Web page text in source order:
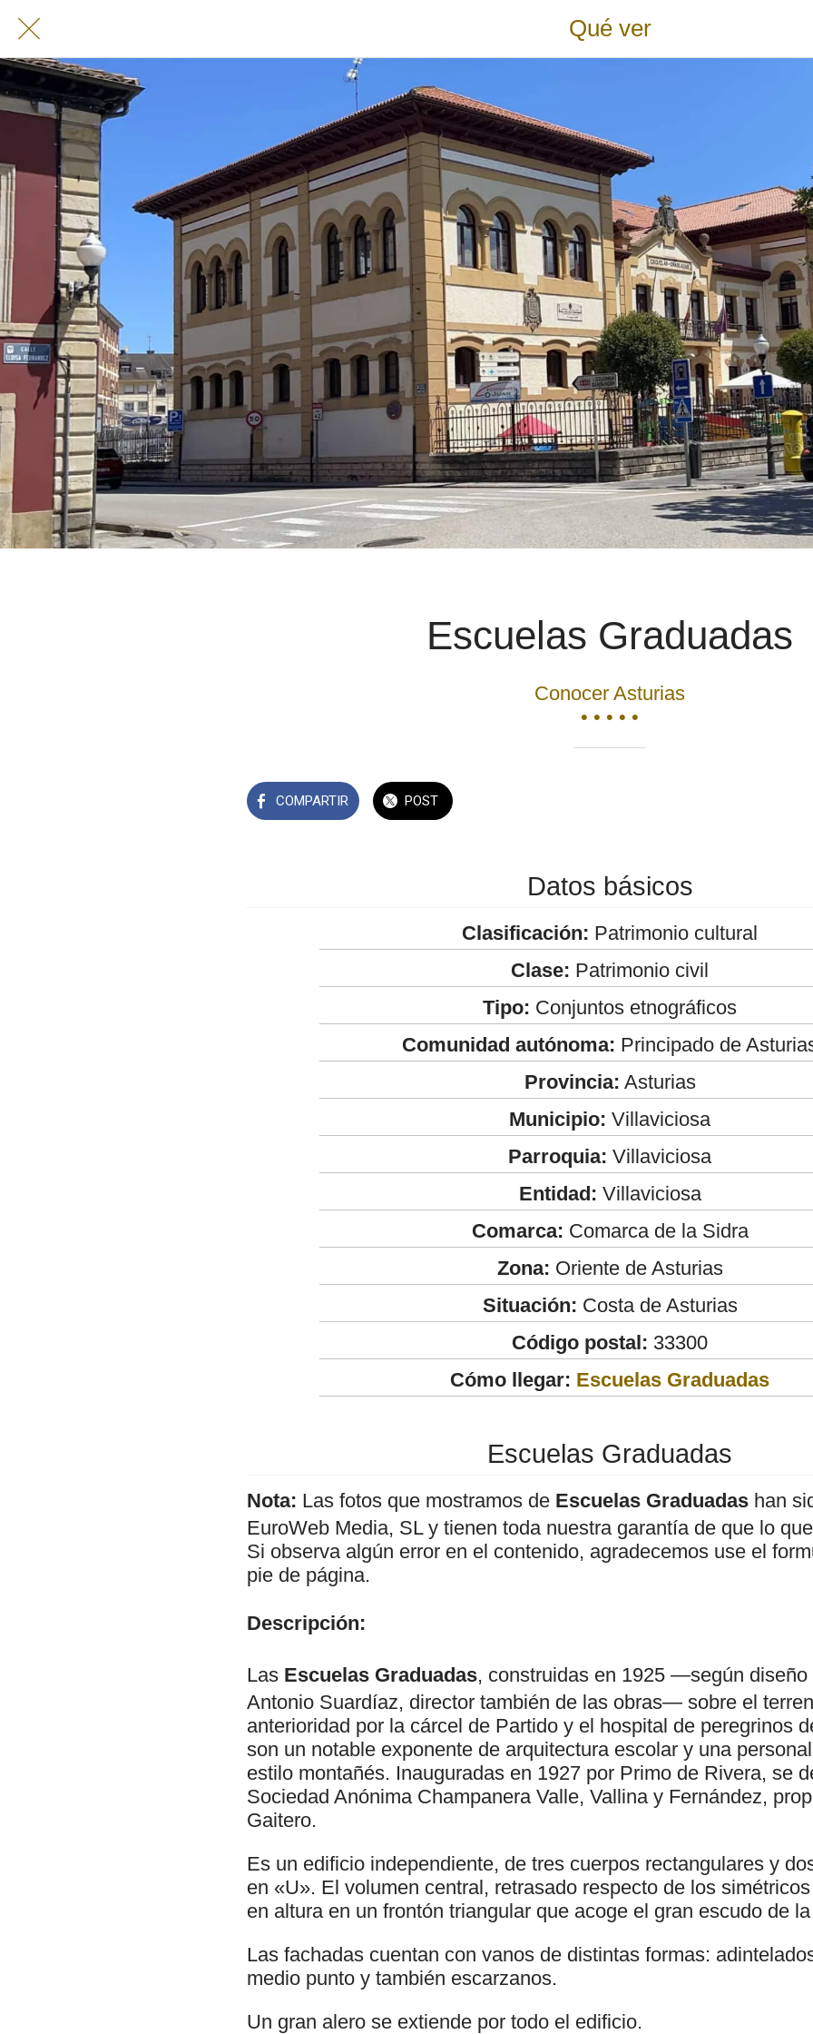
Qué ver
Escuelas Graduadas
Conocer Asturias
• • • • •
COMPARTIR POST
Datos básicos
Clasificación: Patrimonio cultural
Clase: Patrimonio civil
Tipo: Conjuntos etnográficos
Comunidad autónoma: Principado de
Provincia: Asturias
Municipio: Villaviciosa
Parroquia: Villaviciosa
Entidad: Villaviciosa
Comarca: Comarca de la Sidra
Zona: Oriente de Asturias
Situación: Costa de Asturias
Código postal: 33300
Cómo llegar: Escuelas Graduadas
Escuelas Graduadas
Nota: Las fotos que mostramos de Escuelas Graduadas han
EuroWeb Media, SL y tienen toda nuestra garantía de que lo
Si observa algún error en el contenido, agradecemos use el
pie de página.
Descripción:
Las Escuelas Graduadas, construidas en 1925 —según diseño
Antonio Suardíaz, director también de las obras— sobre el
anterioridad por la cárcel de Partido y el hospital de peregrinos
son un notable exponente de arquitectura escolar y una
estilo montañés. Inauguradas en 1927 por Primo de Rivera, se
Sociedad Anónima Champanera Valle, Vallina y Fernández,
Gaitero.
Es un edificio independiente, de tres cuerpos rectangulares y
en «U». El volumen central, retrasado respecto de los
en altura en un frontón triangular que acoge el gran escudo de
Las fachadas cuentan con vanos de distintas formas:
medio punto y también escarzanos.
Un gran alero se extiende por todo el edificio.